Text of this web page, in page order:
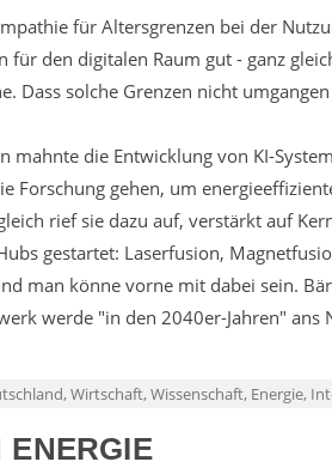
für Altersgrenzen bei der
für den digitalen Raum gut - ganz
Dass solche Grenzen nicht
mahnte die Entwicklung von KI-
Forschung gehen, um
rief sie dazu auf, verstärkt auf
gestartet: Laserfusion,
man könne vorne mit dabei sein.
werde "in den 2040er-Jahren" ans
Wirtschaft, Wissenschaft, Energie,
ENERGIE